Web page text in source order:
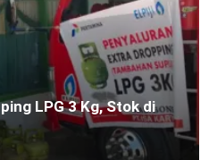
LPG 3 Kg, Stok di